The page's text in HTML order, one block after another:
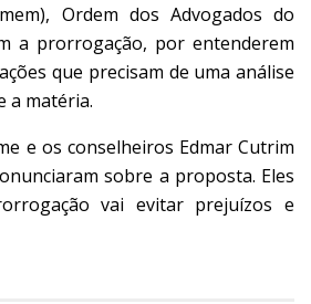
Ordem dos Advogados do
a prorrogação, por entenderem
que precisam de uma análise
a matéria.
e os conselheiros Edmar Cutrim
sobre a proposta. Eles
vai evitar prejuízos e